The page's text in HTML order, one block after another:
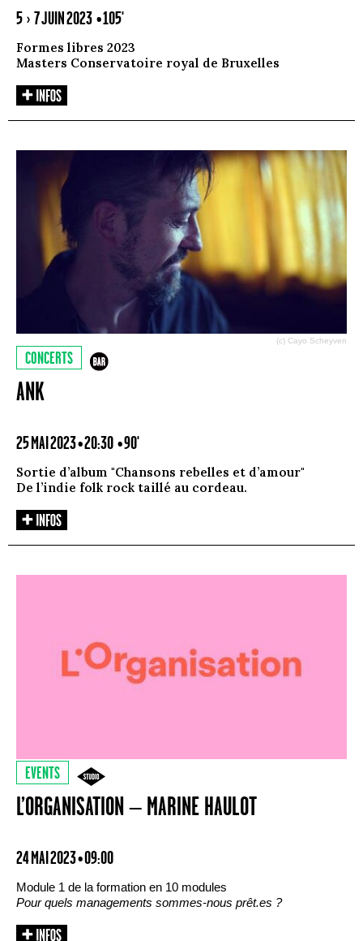
5 › 7 JUIN 2023 • 105'
Formes libres 2023
Masters Conservatoire royal de Bruxelles
(c) Cayo Scheyven
CONCERTS
ANK
25 MAI 2023 • 20:30 • 90'
Sortie d’album "Chansons rebelles et d’amour"
De l’indie folk rock taillé au cordeau.
EVENTS
L’ORGANISATION – MARINE HAULOT
24 MAI 2023 • 09:00
Module 1 de la formation en 10 modules
Pour quels managements sommes-nous prêt.es ?